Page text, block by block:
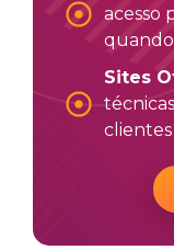
acesso
quando
Sites